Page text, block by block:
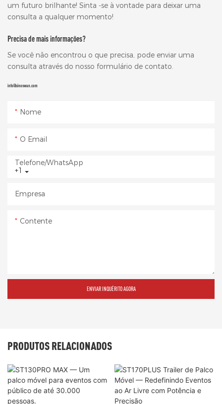
um futuro brilhante! Sinta -se à vontade para deixar uma
consulta a qualquer momento!
Precisa de mais informações?
Se você não encontrou o que precisa, pode enviar uma
consulta através do nosso formulário de contato.
info@sinoswan.com
Nome
O Email
+1
Telefone/WhatsApp
Empresa
Contente
ENVIAR INQUÉRITO AGORA
PRODUTOS RELACIONADOS